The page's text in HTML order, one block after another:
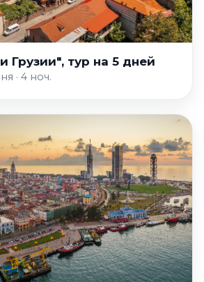
Грузии", тур на 5 дней
· 4 ноч.